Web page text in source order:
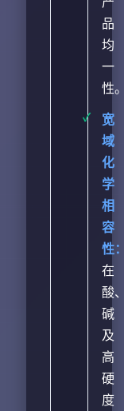
品
均
一
性
宽
域
化
学
相
容
性
在
酸
碱
及
高
硬
度